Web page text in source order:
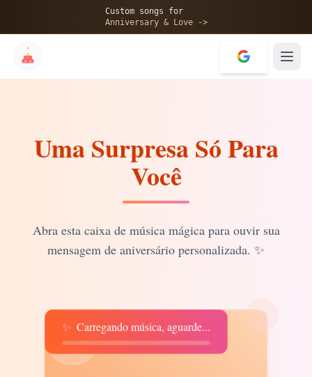
Custom songs for
Anniversary & Love ->
Uma Surpresa Só Para
Você
Abra esta caixa de música mágica para ouvir sua
mensagem de aniversário personalizada. ✨
♫
✨ Carregando música, aguarde...